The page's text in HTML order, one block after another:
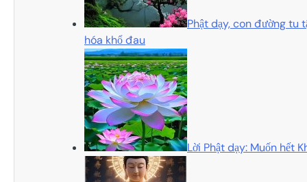
Phật dạy, con đường tu
hóa khổ đau
Lời Phật dạy: Muốn hết